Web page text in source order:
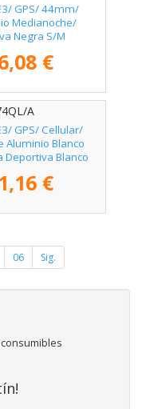
GPS/ 44mm/
Medianoche/
Negra S/M
€
A
GPS/ Cellular/
Aluminio Blanco
Deportiva Blanco
€
06 Sig.